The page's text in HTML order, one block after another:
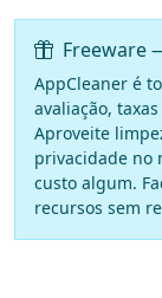
Freeware
AppCleaner é
avaliação,
Aproveite
privacidade no
custo algum.
recursos sem